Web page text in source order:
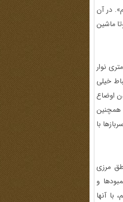
در آن
ماشین
دژ خرمشهر، در محدوده شلمچه تا دژ 14 و حدودا 35 کیلومتری نوار
خیلی
اوضاع
همچنین
با
مرزی
و
آنها